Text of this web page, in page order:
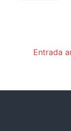
Entrada